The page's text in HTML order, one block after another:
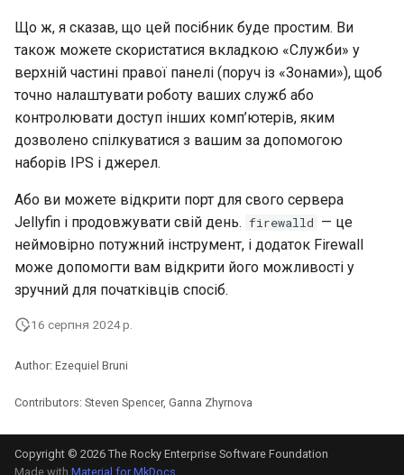
Що ж, я сказав, що цей посібник буде простим. Ви
також можете скористатися вкладкою «Служби» у
верхній частині правої панелі (поруч із «Зонами»), щоб
точно налаштувати роботу ваших служб або
контролювати доступ інших комп’ютерів, яким
дозволено спілкуватися з вашим за допомогою
наборів IPS і джерел.
Або ви можете відкрити порт для свого сервера
Jellyfin і продовжувати свій день. firewalld — це
неймовірно потужний інструмент, і додаток Firewall
може допомогти вам відкрити його можливості у
зручний для початківців спосіб.
16 серпня 2024 р.
Author: Ezequiel Bruni
Contributors: Steven Spencer, Ganna Zhyrnova
Copyright © 2026 The Rocky Enterprise Software Foundation
Made with Material for MkDocs